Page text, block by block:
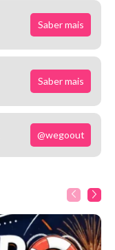
Saber mais
Saber mais
@wegoout